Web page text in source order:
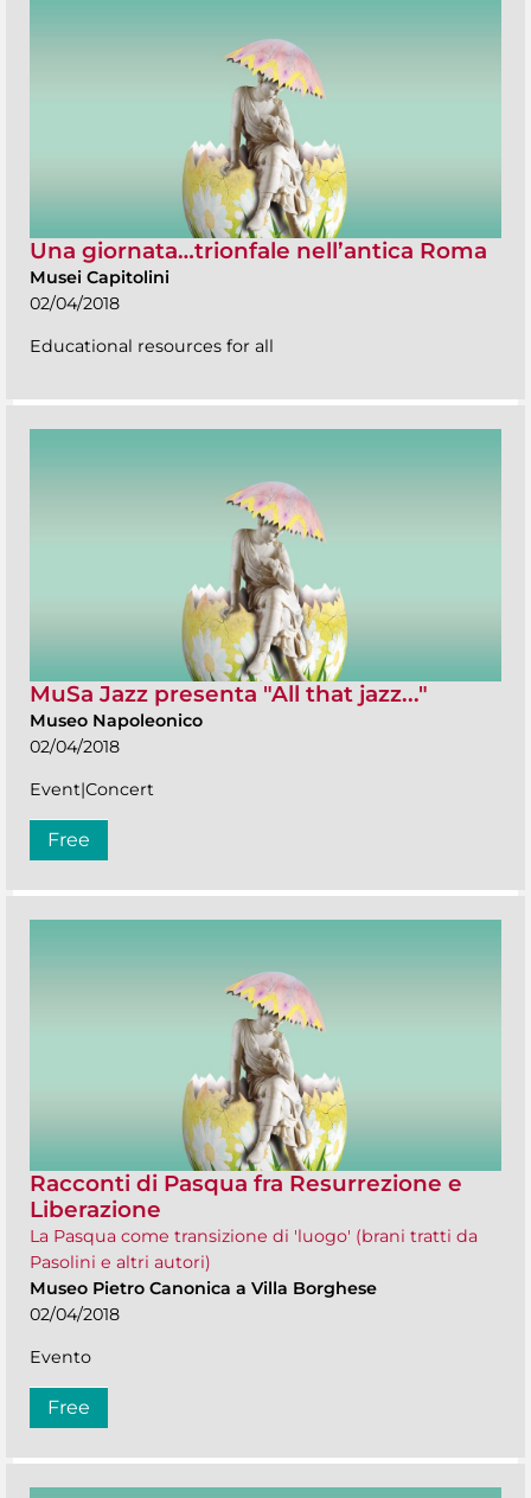
Una giornata…trionfale nell’antica Roma
Musei Capitolini
02/04/2018
Educational resources for all
MuSa Jazz presenta "All that jazz..."
Museo Napoleonico
02/04/2018
Event|Concert
Free
Racconti di Pasqua fra Resurrezione e
Liberazione
La Pasqua come transizione di 'luogo' (brani tratti da
Pasolini e altri autori)
Museo Pietro Canonica a Villa Borghese
02/04/2018
Evento
Free